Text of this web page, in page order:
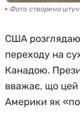
Фото створено
США
переходу на
Канадою.
вважає, що цей
Америки як